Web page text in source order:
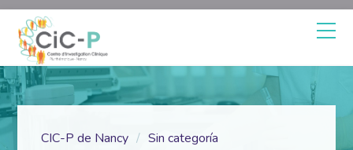
CIC-P de Nancy Sin categoría